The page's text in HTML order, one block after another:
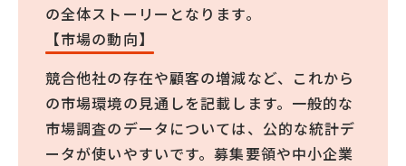
の全体ストーリーとなります。
【市場の動向】
競合他社の存在や顧客の増減など、これから
の市場環境の見通しを記載します。一般的な
市場調査のデータについては、公的な統計デ
ータが使いやすいです。募集要領や中小企業